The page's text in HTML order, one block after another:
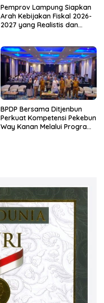
Pemprov Lampung Siapkan
Arah Kebijakan Fiskal 2026-
2027 yang Realistis dan
BPDP Bersama Ditjenbun
Perkuat Kompetensi Pekebun
Way Kanan Melalui Program